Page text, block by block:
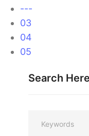
---
03
04
05
Search Here